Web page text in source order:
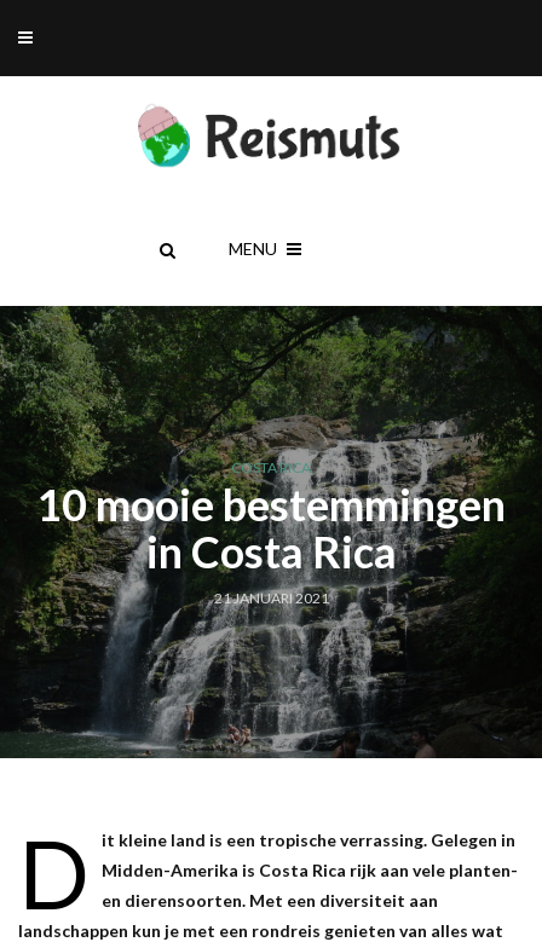
MENU
COSTA RICA
10 mooie bestemmingen
in Costa Rica
21 JANUARI 2021
D
it kleine land is een tropische verrassing. Gelegen in
Midden-Amerika is Costa Rica rijk aan vele planten-
en dierensoorten. Met een diversiteit aan
landschappen kun je met een rondreis genieten van alles wat